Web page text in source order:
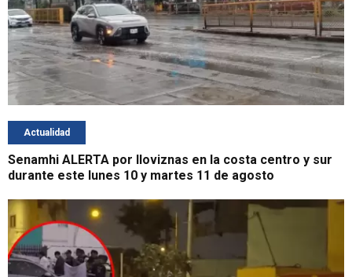
Actualidad
Senamhi ALERTA por lloviznas en la costa centro y sur
durante este lunes 10 y martes 11 de agosto